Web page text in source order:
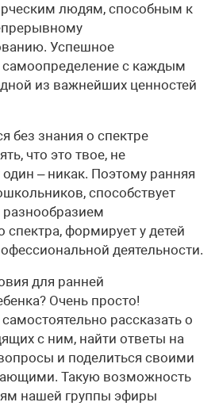
людям, способным к
Успешное
с каждым
из важнейших ценностей
без знания о спектре
что это твое, не
– никак. Поэтому ранняя
способствует
разнообразием
спектра, формирует у детей
деятельности.
для ранней
Очень просто!
рассказать о
с ним, найти ответы на
и поделиться своими
Такую возможность
нашей группы эфиры